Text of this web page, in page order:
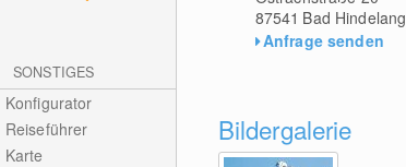
SONSTIGES
Konfigurator
Reiseführer
Karte
87541 Bad Hindelang
Anfrage senden
Bildergalerie